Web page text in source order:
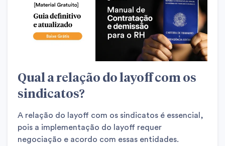
Qual a relação do layoff com os
sindicatos?
A relação do layoff com os sindicatos é essencial,
pois a implementação do layoff requer
negociação e acordo com essas entidades.